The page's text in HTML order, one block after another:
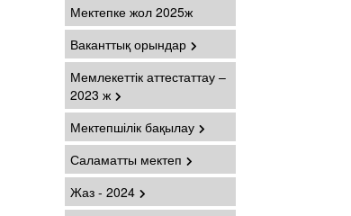
Мектепке жол 2025ж
Ваканттық орындар
Мемлекеттік аттестаттау –
2023 ж
Мектепшілік бақылау
Саламатты мектеп
Жаз - 2024